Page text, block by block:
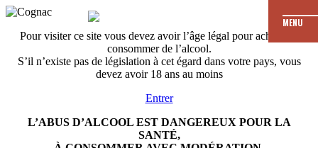
Pour visiter ce site vous devez avoir l’âge légal pour acheter et
consommer de l’alcool.
S’il n’existe pas de législation à cet égard dans votre pays, vous
devez avoir 18 ans au moins
Entrer
L’ABUS D’ALCOOL EST DANGEREUX POUR LA
SANTÉ,
MENU